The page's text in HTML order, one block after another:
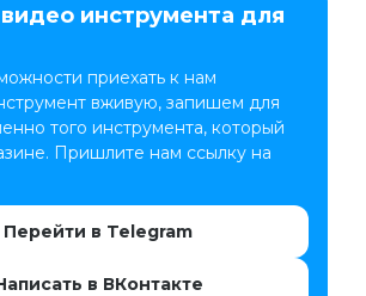
инструмента для
приехать к нам
вживую, запишем для
того инструмента, который
Пришлите нам ссылку на
Перейти в Telegram
в ВКонтакте